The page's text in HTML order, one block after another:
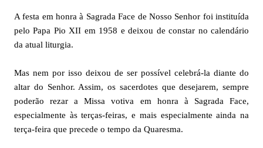
A festa em honra à Sagrada Face de Nosso Senhor foi instituída
pelo Papa Pio XII em 1958 e deixou de constar no calendário
da atual liturgia.
Mas nem por isso deixou de ser possível celebrá-la diante do
altar do Senhor. Assim, os sacerdotes que desejarem, sempre
poderão rezar a Missa votiva em honra à Sagrada Face,
especialmente às terças-feiras, e mais especialmente ainda na
terça-feira que precede o tempo da Quaresma.